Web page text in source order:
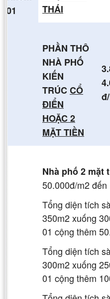
01
THÁI
PHẦN THÔ
NHÀ PHỐ
KIẾN
TRÚCCỔ
ĐIỂN
HOẶC 2
MẶT TIỀN
Nhà phố 2 mặt
50.000đ/m2
Tổng diện tích
350m2 xuống
01 cộng thêm
Tổng diện tích
300m2 xuống
01 cộng thêm